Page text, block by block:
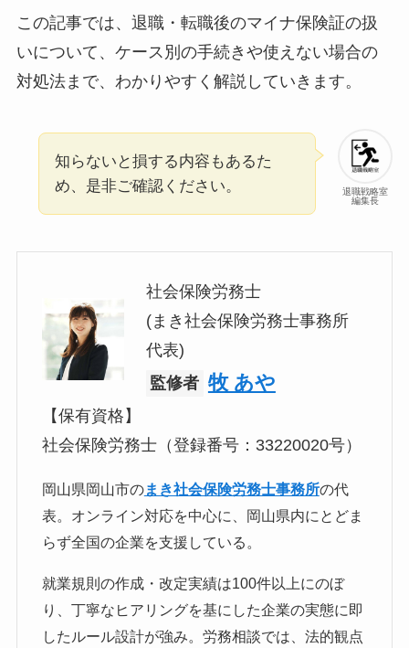
この記事では、退職・転職後のマイナ保険証の扱
いについて、ケース別の手続きや使えない場合の
対処法まで、わかりやすく解説していきます。
退職戦略室
編集長
知らないと損する内容もあるた
め、是非ご確認ください。
社会保険労務士
(まき社会保険労務士事務所
代表)
監修者 牧 あや
【保有資格】
社会保険労務士（登録番号：33220020号）
岡山県岡山市のまき社会保険労務士事務所の代
表。オンライン対応を中心に、岡山県内にとどま
らず全国の企業を支援している。
就業規則の作成・改定実績は100件以上にのぼ
り、丁寧なヒアリングを基にした企業の実態に即
したルール設計が強み。労務相談では、法的観点